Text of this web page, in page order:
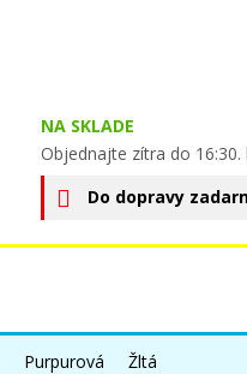
NA SKLADE
Objednajte zítra do
Do dopravy
Purpurová Žltá